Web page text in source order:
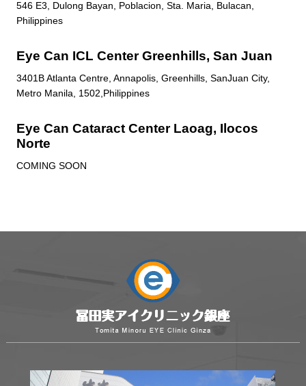
546 E3, Dulong Bayan, Poblacion, Sta. Maria, Bulacan,
Philippines
Eye Can ICL Center Greenhills, San Juan
3401B Atlanta Centre, Annapolis, Greenhills, SanJuan City,
Metro Manila, 1502,Philippines
Eye Can Cataract Center Laoag, Ilocos
Norte
COMING SOON